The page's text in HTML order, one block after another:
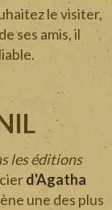
le visiter,
ses amis, il
les éditions
d'Agatha
une des plus